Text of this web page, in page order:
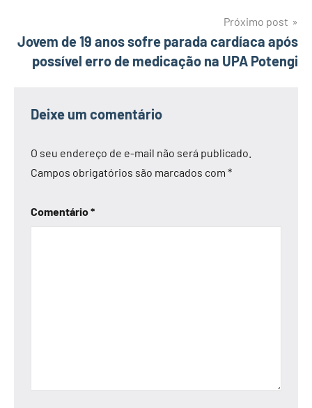
Próximo post
Jovem de 19 anos sofre parada cardíaca após
possível erro de medicação na UPA Potengi
Deixe um comentário
O seu endereço de e-mail não será publicado.
Campos obrigatórios são marcados com *
Comentário*